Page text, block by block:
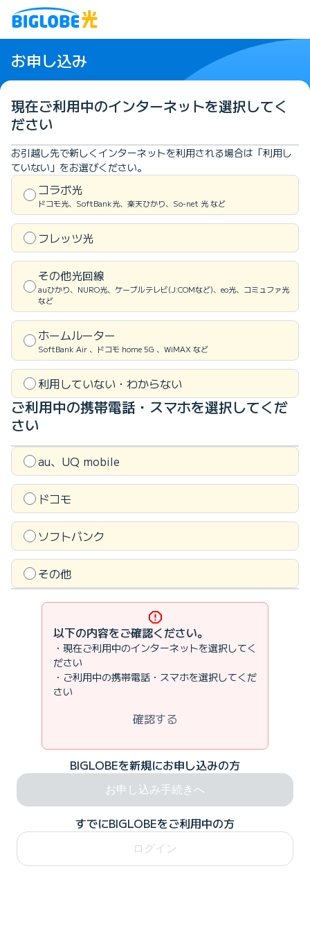
お申し込み
現在ご利用中のインターネットを選択してく
ださい
お引越し先で新しくインターネットを利用される場合は「利用し
ていない」をお選びください。
コラボ光
ドコモ光、SoftBank光、楽天ひかり、So-net 光 など
フレッツ光
その他光回線
auひかり、NURO光、ケーブルテレビ(J:COMなど)、eo光、コミュファ光
など
ホームルーター
SoftBank Air 、ドコモ home 5G 、WiMAX など
利用していない・わからない
ご利用中の携帯電話・スマホを選択してくだ
さい
au、UQ mobile
ドコモ
ソフトバンク
その他
以下の内容をご確認ください。
・現在ご利用中のインターネットを選択してく
ださい
・ご利用中の携帯電話・スマホを選択してくだ
さい
確認する
BIGLOBEを新規にお申し込みの方
お申し込み手続きへ
すでにBIGLOBEをご利用中の方
ログイン